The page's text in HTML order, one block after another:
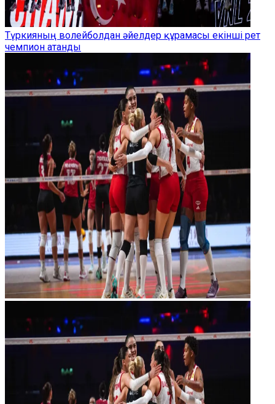
Түркияның волейболдан әйелдер құрамасы екінші рет
чемпион атанды